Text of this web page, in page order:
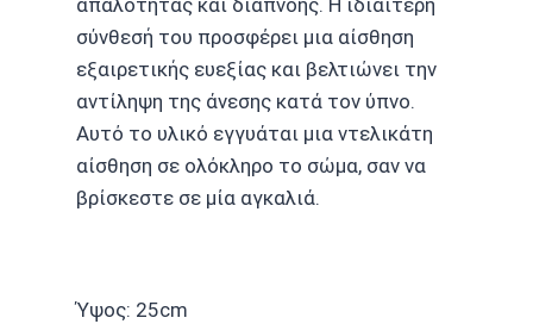
σύνθεσή του προσφέρει μια αίσθηση
εξαιρετικής ευεξίας και βελτιώνει την
αντίληψη της άνεσης κατά τον ύπνο.
Αυτό το υλικό εγγυάται μια ντελικάτη
αίσθηση σε ολόκληρο το σώμα, σαν να
βρίσκεστε σε μία αγκαλιά.
Ύψος: 25cm